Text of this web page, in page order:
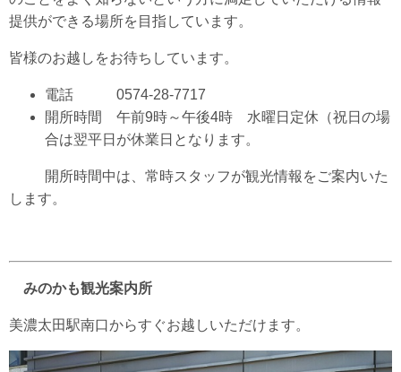
提供ができる場所を目指しています。
皆様のお越しをお待ちしています。
電話 0574-28-7717
開所時間 午前9時～午後4時 水曜日定休（祝日の場
合は翌平日が休業日となります。
開所時間中は、常時スタッフが観光情報をご案内いた
します。
みのかも観光案内所
美濃太田駅南口からすぐお越しいただけます。